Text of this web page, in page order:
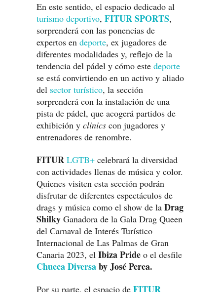
En este sentido, el espacio dedicado al
turismo deportivo, FITUR SPORTS,
sorprenderá con las ponencias de
expertos en deporte, ex jugadores de
diferentes modalidades y, reflejo de la
tendencia del pádel y cómo este deporte
se está convirtiendo en un activo y aliado
del sector turístico, la sección
sorprenderá con la instalación de una
pista de pádel, que acogerá partidos de
exhibición y clinics con jugadores y
entrenadores de renombre.
FITUR LGTB+ celebrará la diversidad
con actividades llenas de música y color.
Quienes visiten esta sección podrán
disfrutar de diferentes espectáculos de
drags y música como el show de la Drag
Shilky Ganadora de la Gala Drag Queen
del Carnaval de Interés Turístico
Internacional de Las Palmas de Gran
Canaria 2023, el Ibiza Pride o el desfile
Chueca Diversaby José Perea.
Por su parte, el espacio de FITUR